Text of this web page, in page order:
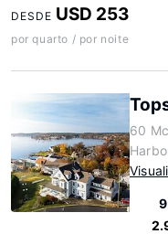
DESDE USD 253
por quarto / por noite
60